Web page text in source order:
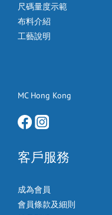
尺碼量度示範
布料介紹
工藝說明
MC Hong Kong
客戶服務
成為會員
會員條款及細則